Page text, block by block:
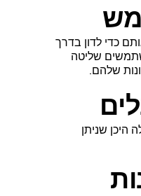
כדי לדון בדרך
שליטה
שלהם.
היכן שניתן